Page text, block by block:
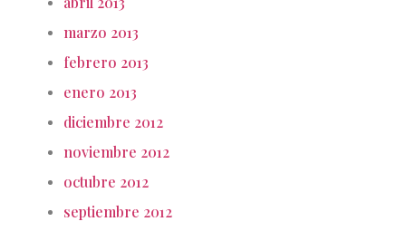
marzo 2013
febrero 2013
enero 2013
diciembre 2012
noviembre 2012
octubre 2012
septiembre 2012